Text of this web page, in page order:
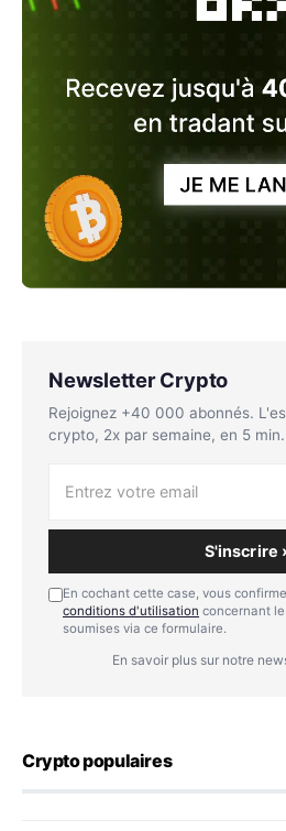
Newsletter Crypto
Rejoignez +40 000 abonnés.
crypto, 2x par semaine, en 5 min.
S'inscrire ›
En cochant cette case, vous
conditions d'utilisation concernant
soumises via ce formulaire.
En savoir plus sur notre
Crypto populaires